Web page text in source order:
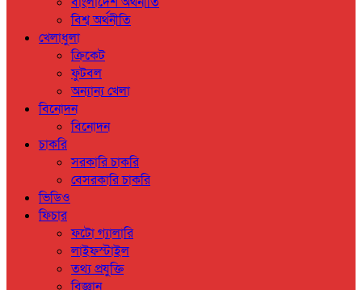
বিশ্ব অর্থনীতি
খেলাধুলা
ক্রিকেট
ফুটবল
অন্যান্য খেলা
বিনোদন
বিনোদন
চাকরি
সরকারি চাকরি
বেসরকারি চাকরি
ভিডিও
ফিচার
ফটো গ্যালারি
লাইফস্টাইল
তথ্য প্রযুক্তি